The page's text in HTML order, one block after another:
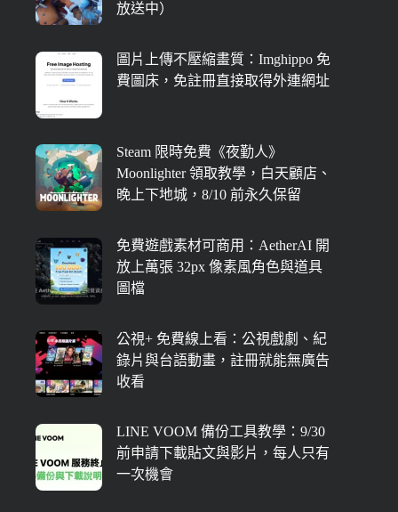
放送中）
圖片上傳不壓縮畫質：Imghippo 免
費圖床，免註冊直接取得外連網址
Steam 限時免費《夜勤人》
Moonlighter 領取教學，白天顧店、
晚上下地城，8/10 前永久保留
免費遊戲素材可商用：AetherAI 開
放上萬張 32px 像素風角色與道具
圖檔
公視+ 免費線上看：公視戲劇、紀
錄片與台語動畫，註冊就能無廣告
收看
LINE VOOM 備份工具教學：9/30
前申請下載貼文與影片，每人只有
一次機會